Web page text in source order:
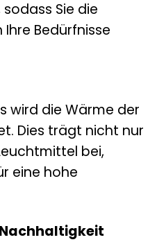
Sie die
Bedürfnisse
wird die Wärme der
Dies trägt nicht nur
bei,
eine hohe